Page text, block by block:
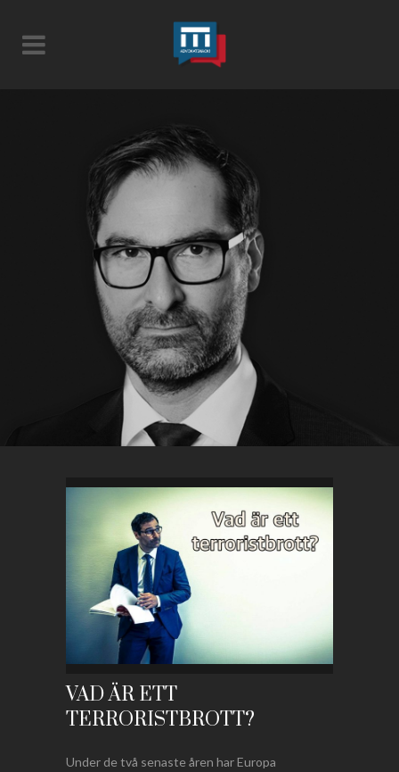
VAD ÄR ETT
TERRORISTBROTT?
Under de två senaste åren har Europa